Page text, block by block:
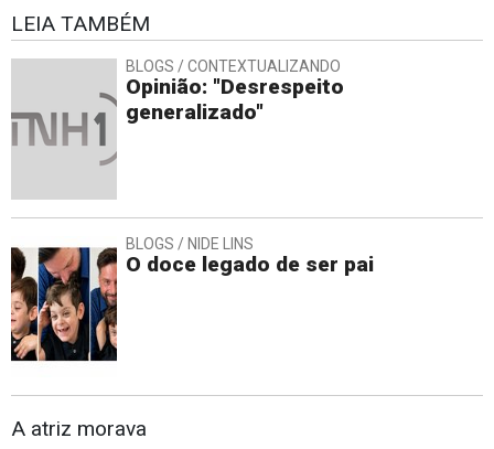
LEIA TAMBÉM
BLOGS / CONTEXTUALIZANDO
Opinião: "Desrespeito
generalizado"
BLOGS / NIDE LINS
O doce legado de ser pai
A atriz morava